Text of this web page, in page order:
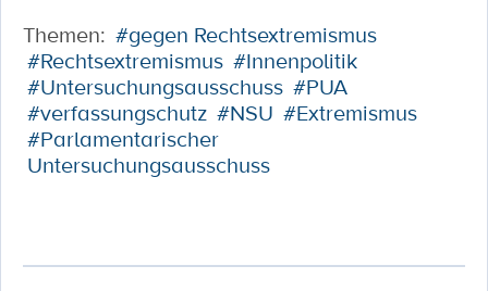
Themen: #gegen Rechtsextremismus
#Rechtsextremismus #Innenpolitik
#Untersuchungsausschuss #PUA
#verfassungschutz #NSU #Extremismus
#Parlamentarischer
Untersuchungsausschuss